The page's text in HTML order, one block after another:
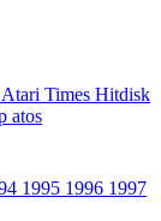
Atari Times Hitdisk
atos
1995 1996 1997